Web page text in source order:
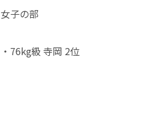
女子の部
・76kg級 寺岡 2位